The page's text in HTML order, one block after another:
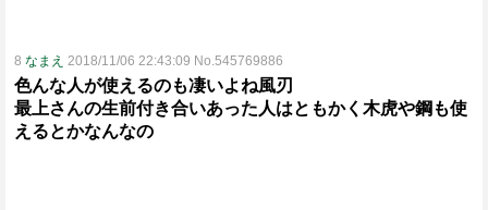
8 なまえ 2018/11/06 22:43:09 No.545769886
色んな人が使えるのも凄いよね風刃
最上さんの生前付き合いあった人はともかく木虎や鋼も使
えるとかなんなの